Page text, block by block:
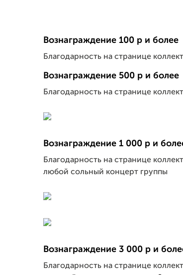
Вознаграждение 100 р и более
Благодарность на странице
Вознаграждение 500 р и более
Благодарность на странице
Вознаграждение 1 000 р и
Благодарность на странице
любой сольный концерт группы
Вознаграждение 3 000 р и
Благодарность на странице